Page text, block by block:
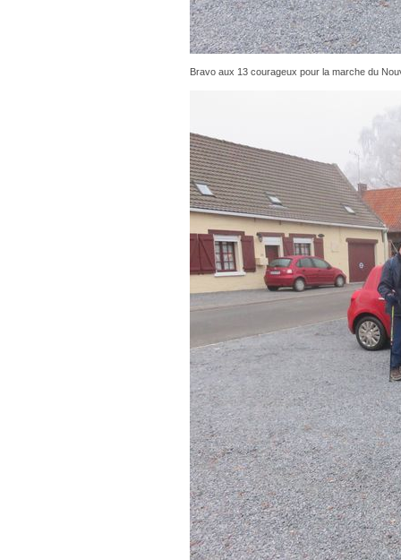
Bravo aux 13 courageux pour la marche du